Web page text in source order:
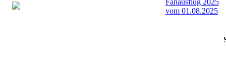
vom 01.08.2025